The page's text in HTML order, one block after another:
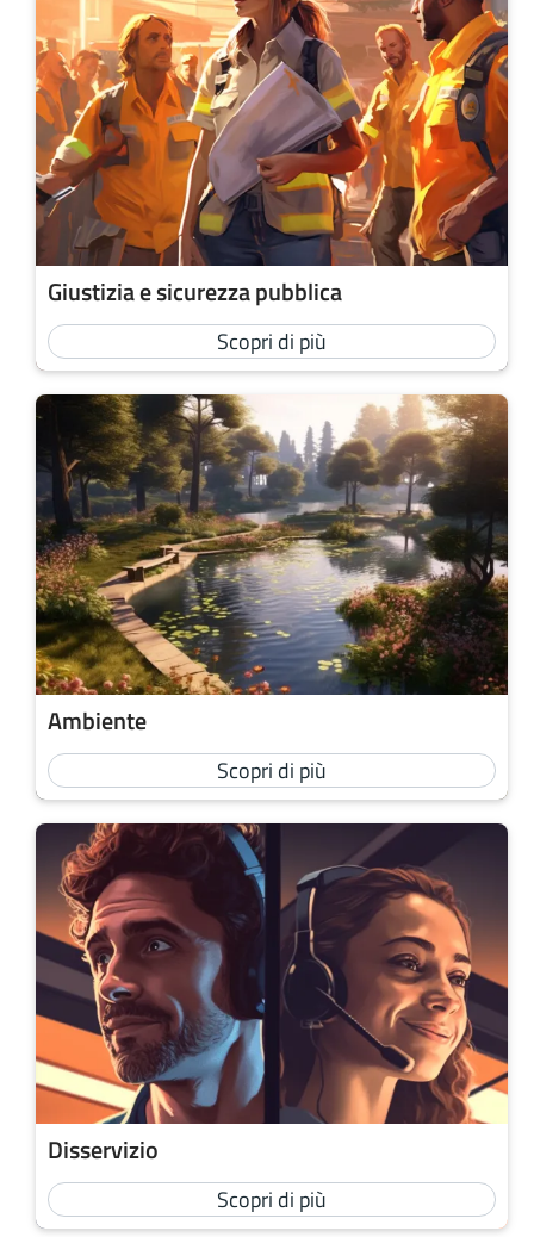
Giustizia e sicurezza pubblica
Scopri di più
Ambiente
Scopri di più
Disservizio
Scopri di più